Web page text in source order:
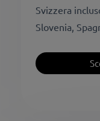
Svizzera
Slovenia,